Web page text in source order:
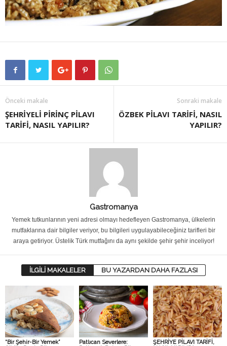
Önceki makale
ŞEHRİYELİ PİRİNÇ PİLAVI
TARİFİ, NASIL YAPILIR?
Sonraki makale
ÖZBEK PİLAVI TARİFİ, NASIL
YAPILIR?
Gastromanya
Yemek tutkunlarının yeni adresi olmayı hedefleyen Gastromanya, ülkelerin
mutfaklarına dair bilgiler veriyor, bu bilgileri uygulayabileceğiniz tarifleri bir
araya getiriyor. Üstelik Türk mutfağını da aynı şekilde şehir şehir inceliyor!
İLGİLİ MAKALELER BU YAZARDAN DAHA FAZLASI
“Bir Şehir-Bir Yemek”
Patlıcan Severlere:
ŞEHRİYE PİLAVI TARİFİ,